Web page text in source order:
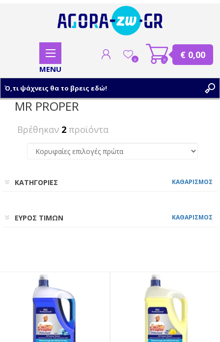
ΣΥΝΔΕΣΗ
0 0 € 0,00
MR PROPER
Βρέθηκαν 2 προϊόντα
ΚΑΤΗΓΟΡΙΕΣ ΚΑΘΑΡΙΣΜΟΣ
ΕΥΡΟΣ ΤΙΜΩΝ ΚΑΘΑΡΙΣΜΟΣ